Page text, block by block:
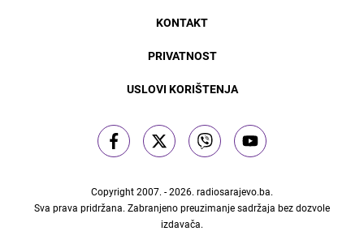
KONTAKT
PRIVATNOST
USLOVI KORIŠTENJA
Copyright 2007. - 2026. radiosarajevo.ba.
Sva prava pridržana. Zabranjeno preuzimanje sadržaja bez dozvole
izdavača.